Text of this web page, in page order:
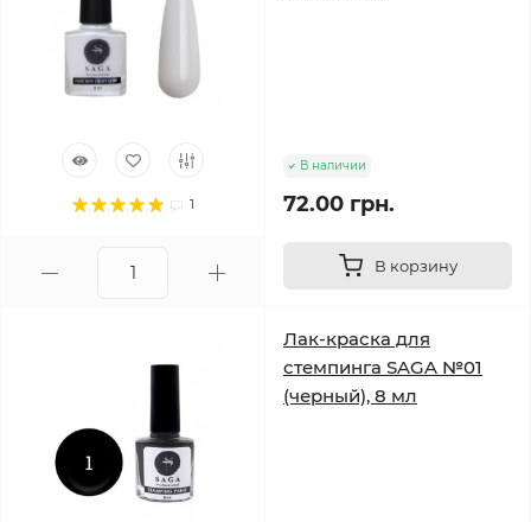
1
В наличии
72.00 грн.
В корзину
Лак-краска для
стемпинга SAGA №01
(черный), 8 мл